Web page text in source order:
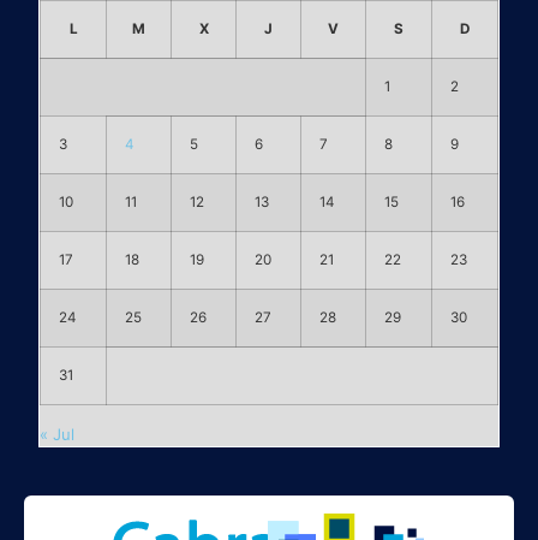
L M X J V S D
1 2
3 4 5 6 7 8 9
10 11 12 13 14 15 16
17 18 19 20 21 22 23
24 25 26 27 28 29 30
31
« Jul